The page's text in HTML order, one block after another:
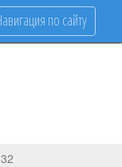
по сайту